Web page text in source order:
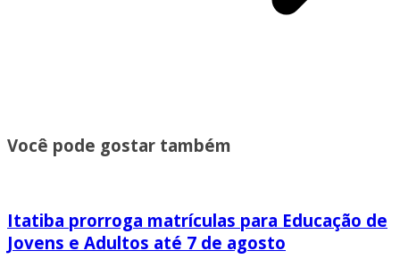
Você pode gostar também
Itatiba prorroga matrículas para Educação de
Jovens e Adultos até 7 de agosto